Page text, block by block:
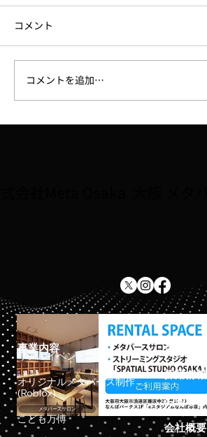
コメント
コメントを追加…
事業内容
リアルイベント開催
オリジナルメタバース制作
(Roblox)
こども万博
ホーム
採用情報
お知らせ
会社概要